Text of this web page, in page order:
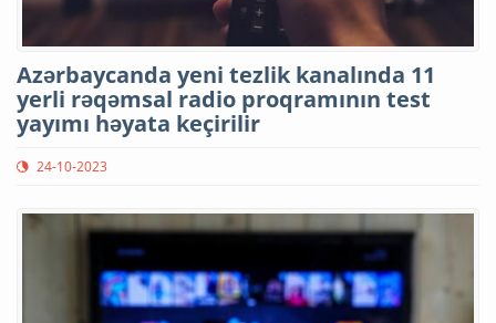
Azərbaycanda yeni tezlik kanalında 11
yerli rəqəmsal radio proqramının test
yayımı həyata keçirilir
24-10-2023